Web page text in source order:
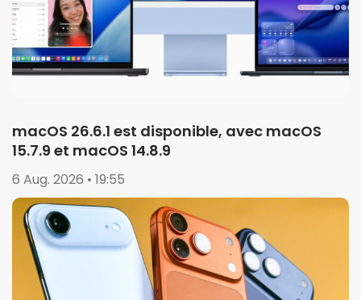
macOS 26.6.1 est disponible, avec macOS
15.7.9 et macOS 14.8.9
6 Aug. 2026 • 19:55